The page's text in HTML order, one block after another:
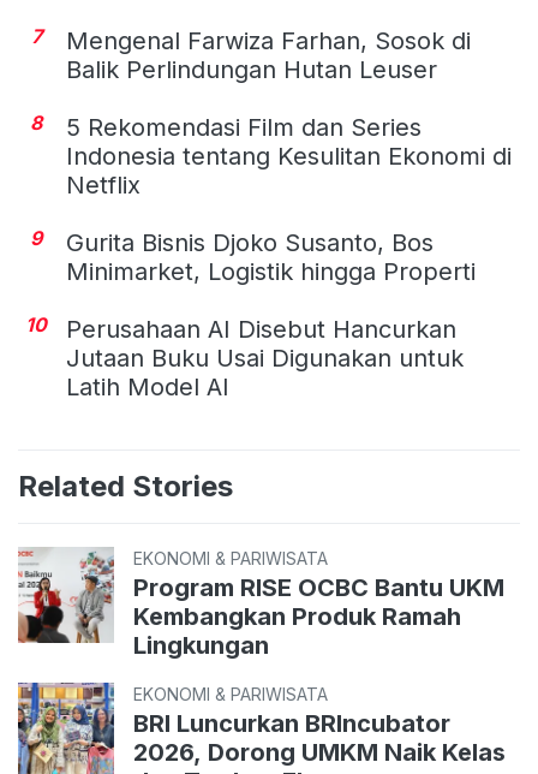
7
Mengenal Farwiza Farhan, Sosok di
Balik Perlindungan Hutan Leuser
8
5 Rekomendasi Film dan Series
Indonesia tentang Kesulitan Ekonomi di
Netflix
9
Gurita Bisnis Djoko Susanto, Bos
Minimarket, Logistik hingga Properti
10
Perusahaan AI Disebut Hancurkan
Jutaan Buku Usai Digunakan untuk
Latih Model AI
Related Stories
EKONOMI & PARIWISATA
Program RISE OCBC Bantu UKM
Kembangkan Produk Ramah
Lingkungan
EKONOMI & PARIWISATA
BRI Luncurkan BRIncubator
2026, Dorong UMKM Naik Kelas